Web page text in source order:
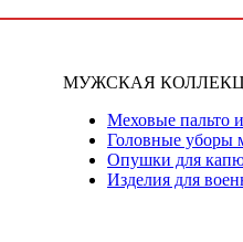
МУЖСКАЯ
Меховые пальто
Головные уборы
Опушки для
Изделия для